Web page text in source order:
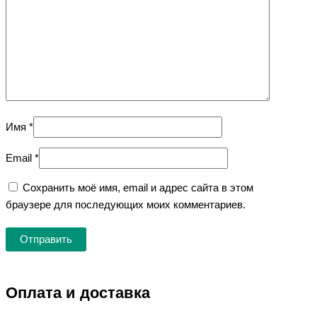
Имя *
Email *
Сохранить моё имя, email и адрес сайта в этом
браузере для последующих моих комментариев.
Оплата и доставка